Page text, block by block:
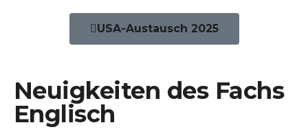
USA-Austausch 2025
Neuigkeiten des Fachs
Englisch